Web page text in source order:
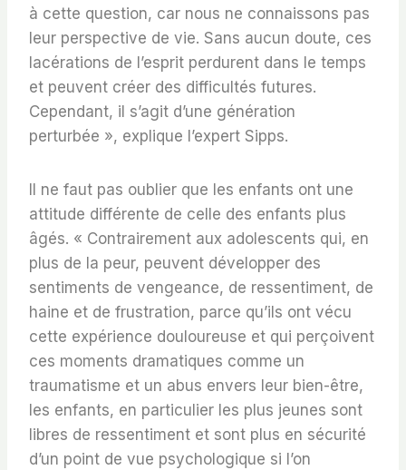
à cette question, car nous ne connaissons pas
leur perspective de vie. Sans aucun doute, ces
lacérations de l’esprit perdurent dans le temps
et peuvent créer des difficultés futures.
Cependant, il s’agit d’une génération
perturbée », explique l’expert Sipps.
Il ne faut pas oublier que les enfants ont une
attitude différente de celle des enfants plus
âgés. « Contrairement aux adolescents qui, en
plus de la peur, peuvent développer des
sentiments de vengeance, de ressentiment, de
haine et de frustration, parce qu’ils ont vécu
cette expérience douloureuse et qui perçoivent
ces moments dramatiques comme un
traumatisme et un abus envers leur bien-être,
les enfants, en particulier les plus jeunes sont
libres de ressentiment et sont plus en sécurité
d’un point de vue psychologique si l’on